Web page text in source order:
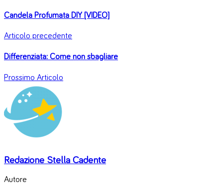
Candela Profumata DIY [VIDEO]
Articolo precedente
Differenziata: Come non sbagliare
Prossimo Articolo
Redazione Stella Cadente
Autore